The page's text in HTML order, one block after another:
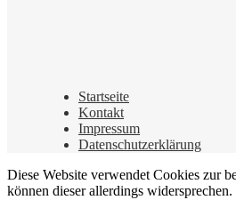
Startseite
Kontakt
Impressum
Datenschutzerklärung
Diese Website verwendet Cookies zur
können dieser allerdings widersprechen.